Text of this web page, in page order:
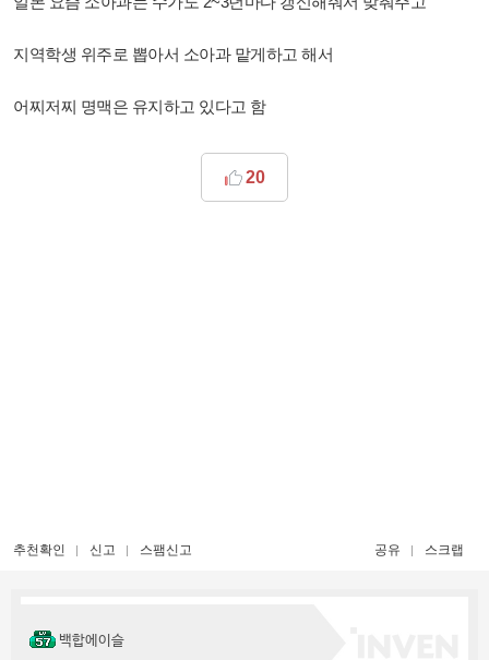
지역학생 위주로 뽑아서 소아과 맡게하고 해서
어찌저찌 명맥은 유지하고 있다고 함
20
추천확인 신고 스팸신고 공유 스크랩
백합에이슬